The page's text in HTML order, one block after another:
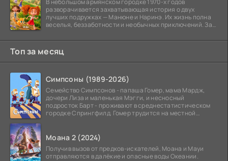
разворачивается захватывающая история о двух
лучших подружках — Манюне и Наринэ. Их жизнь полна
веселья, беззаботности и необычных приключений. За
Топ за месяц
Симпсоны (1989-2026)
Семейство Симпсонов - папаша Гомер, мама Мардж,
дочери Лиза и маленькая Мэгги, и несносный
подросток Барт - проживают в среднестатистическом
городке Спрингфилд. Гомер трудится на местной
Моана 2 (2024)
Получив вызов от предков-искателей, Моана и Мауи
отправляются в далёкие и опасные воды Океании.